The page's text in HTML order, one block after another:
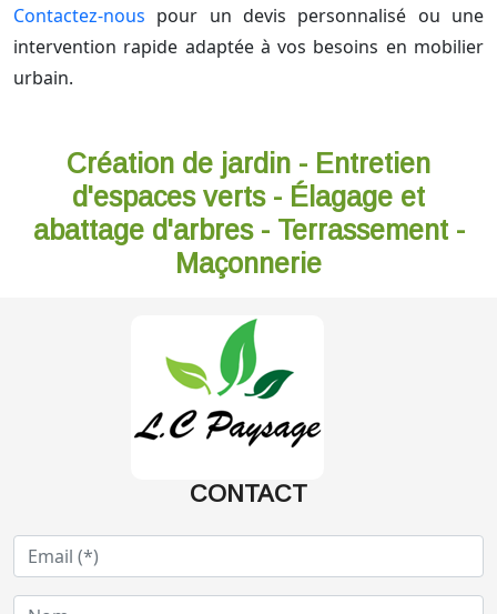
Contactez-nous pour un devis personnalisé ou une
intervention rapide adaptée à vos besoins en mobilier
urbain.
Création de jardin - Entretien
d'espaces verts - Élagage et
abattage d'arbres - Terrassement -
Maçonnerie
CONTACT